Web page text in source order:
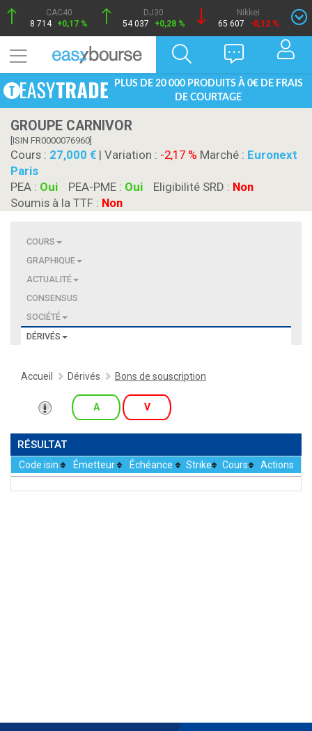
CAC40
8 714 +0,17 %
DJ30
54 037
+0,28 %
Nikkei
65 607
-0,12 %
PLUS DE 20 000 PRODUITS À 0€ DE FRAIS
DE COURTAGE
GROUPE CARNIVOR
[ISIN FR0000076960]
Cours : 27,000 | Variation : -2,17 % Marché : Euronext
Paris
PEA : Oui PEA-PME : Oui Eligibilité SRD : Non
Soumis à la TTF : Non
COURS
GRAPHIQUE
ACTUALITÉ
CONSENSUS
SOCIÉTÉ
DÉRIVÉS
Accueil Dérivés Bons de souscription
A V
RÉSULTAT
Code isin Émetteur Échéance Strike Cours Actions